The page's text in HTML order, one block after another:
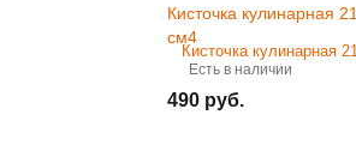
Кисточка кулинарная 21
см4
Есть в наличии
490 руб.